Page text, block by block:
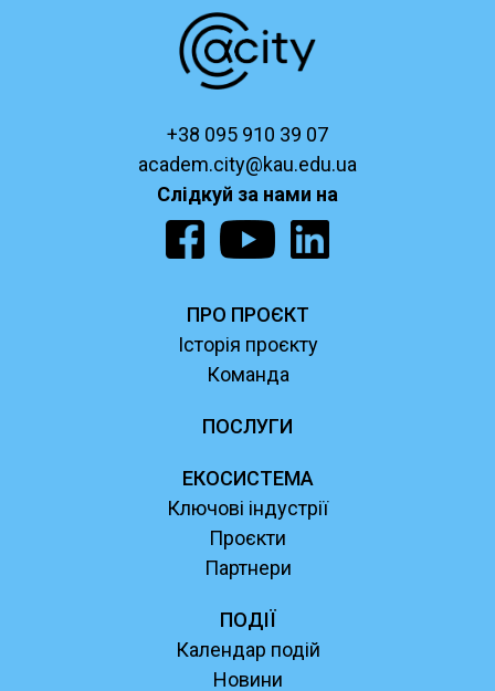
+38 095 910 39 07
academ.city@kau.edu.ua
Слідкуй за нами на
ПРО ПРОЄКТ
Історія проєкту
Команда
ПОСЛУГИ
ЕКОСИСТЕМА
Ключові індустрії
Проєкти
Партнери
ПОДІЇ
Календар подій
Новини